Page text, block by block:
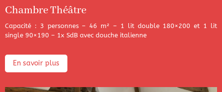
Chambre Théâtre
Capacité : 3 personnes – 46 m² – 1 lit double 180×200 et 1 lit
single 90×190 – 1x SdB avec douche italienne
En savoir plus